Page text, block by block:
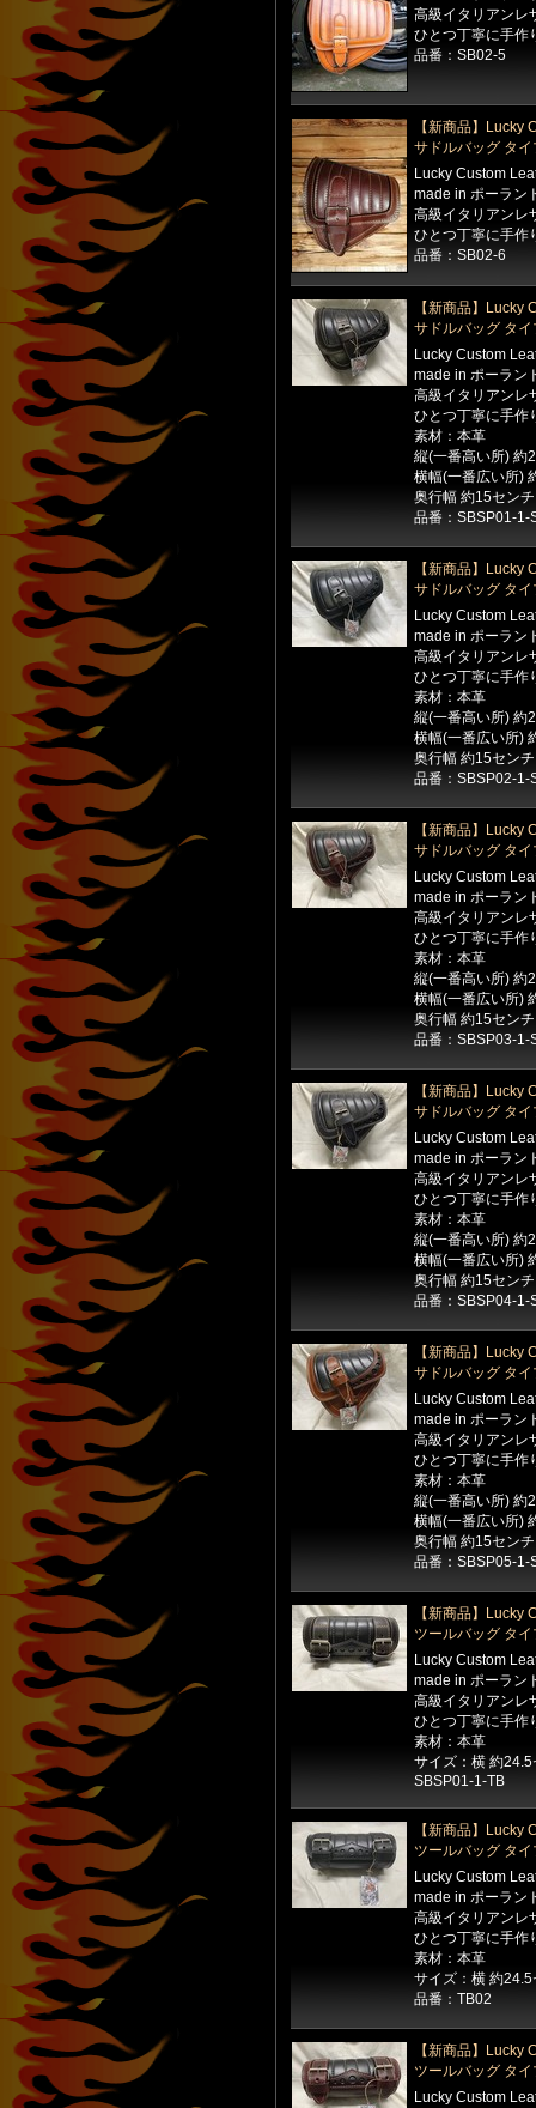
高級イタリアンレ
ひとつ丁寧に手作
品番：SB02-5
【新商品】Lucky
サドルバッグ タ
Lucky Custom
made in ポーラン
高級イタリアンレ
ひとつ丁寧に手作
品番：SB02-6
【新商品】Lucky
サドルバッグ タ
Lucky Custom
made in ポーラン
高級イタリアンレ
ひとつ丁寧に手作
素材：本革
縦(一番高い所) 約
横幅(一番広い所)
奥行幅 約15センチ
品番：SBSP01-1-
【新商品】Lucky
サドルバッグ タ
Lucky Custom
made in ポーラン
高級イタリアンレ
ひとつ丁寧に手作
素材：本革
縦(一番高い所) 約
横幅(一番広い所)
奥行幅 約15センチ
品番：SBSP02-1-
【新商品】Lucky
サドルバッグ タ
Lucky Custom
made in ポーラン
高級イタリアンレ
ひとつ丁寧に手作
素材：本革
縦(一番高い所) 約
横幅(一番広い所)
奥行幅 約15センチ
品番：SBSP03-1-
【新商品】Lucky
サドルバッグ タ
Lucky Custom
made in ポーラン
高級イタリアンレ
ひとつ丁寧に手作
素材：本革
縦(一番高い所) 約
横幅(一番広い所)
奥行幅 約15センチ
品番：SBSP04-1-
【新商品】Lucky
サドルバッグ タ
Lucky Custom
made in ポーラン
高級イタリアンレ
ひとつ丁寧に手作
素材：本革
縦(一番高い所) 約
横幅(一番広い所)
奥行幅 約15センチ
品番：SBSP05-1-
【新商品】Lucky
ツールバッグ タ
Lucky Custom
made in ポーラン
高級イタリアンレ
ひとつ丁寧に手作
素材：本革
サイズ：横 約
SBSP01-1-TB
【新商品】Lucky
ツールバッグ タ
Lucky Custom
made in ポーラン
高級イタリアンレ
ひとつ丁寧に手作
素材：本革
サイズ：横 約
品番：TB02
【新商品】Lucky
ツールバッグ タ
Lucky Custom